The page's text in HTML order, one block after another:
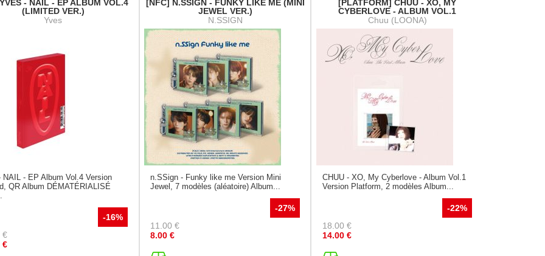
- NAIL - EP ALBUM VOL.4
(LIMITED VER.)
Yves
NAIL - EP Album Vol.4 Version
QR Album DÉMATÉRIALISÉ
-16%
€
€
[NFC] N.SSIGN - FUNKY LIKE ME (MINI
JEWEL VER.)
N.SSIGN
n.SSign - Funky like me Version Mini
Jewel, 7 modèles (aléatoire) Album...
-27%
11.00 €
8.00 €
[PLATFORM] CHUU - XO, MY
CYBERLOVE - ALBUM VOL.1
Chuu (LOONA)
CHUU - XO, My Cyberlove - Album Vol.1
Version Platform, 2 modèles Album...
-22%
18.00 €
14.00 €